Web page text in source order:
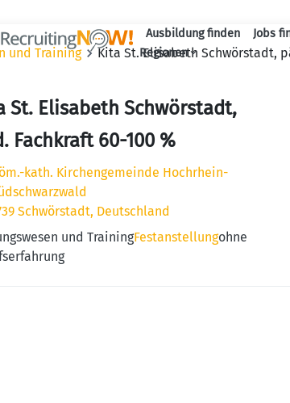
Ausbildung finden Jobs
Regionen
und Training Kita St. Elisabeth Schwörstadt,
St. Elisabeth Schwörstadt,
Fachkraft 60-100 %
kath. Kirchengemeinde Hochrhein-
Schwörstadt, Deutschland
und TrainingFestanstellungohne